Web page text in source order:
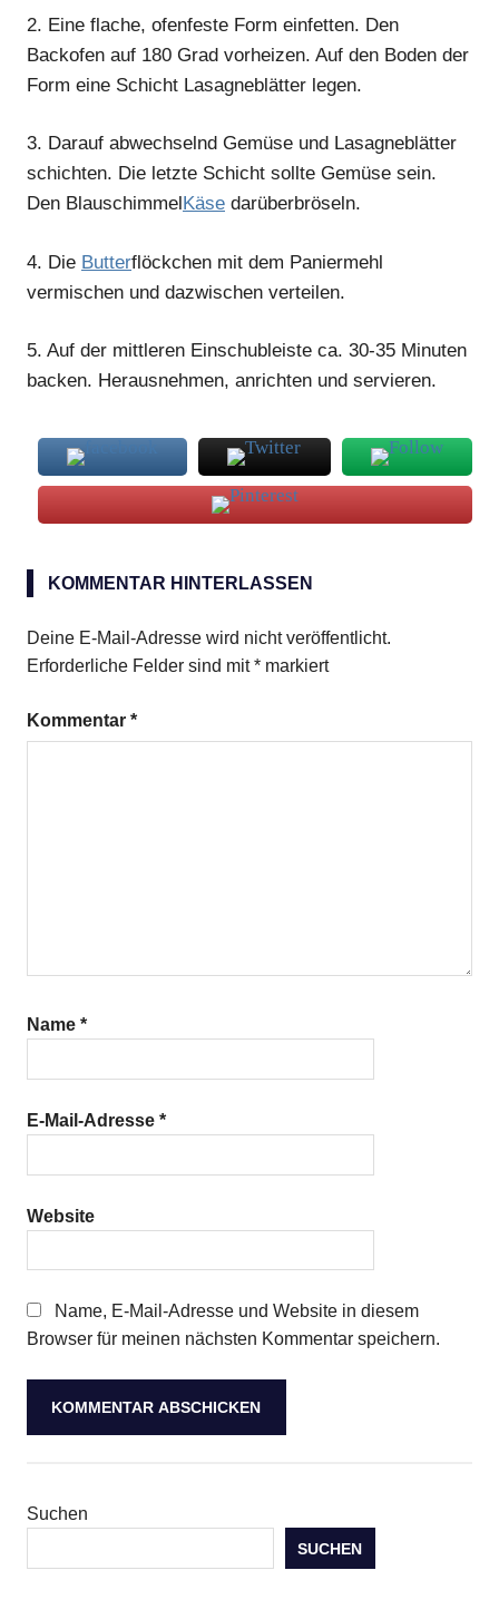
2. Eine flache, ofenfeste Form einfetten. Den
Backofen auf 180 Grad vorheizen. Auf den Boden der
Form eine Schicht Lasagneblätter legen.
3. Darauf abwechselnd Gemüse und Lasagneblätter
schichten. Die letzte Schicht sollte Gemüse sein.
Den BlauschimmelKäse darüberbröseln.
4. Die Butterflöckchen mit dem Paniermehl
vermischen und dazwischen verteilen.
5. Auf der mittleren Einschubleiste ca. 30-35 Minuten
backen. Herausnehmen, anrichten und servieren.
Ratatouille
KOMMENTAR HINTERLASSEN
Deine E-Mail-Adresse wird nicht veröffentlicht.
Erforderliche Felder sind mit* markiert
Kommentar *
Name *
E-Mail-Adresse *
Website
Name, E-Mail-Adresse und Website in diesem
Browser für meinen nächsten Kommentar speichern.
Suchen
SUCHEN